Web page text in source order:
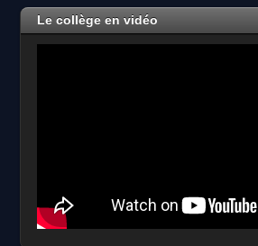
2026
Le collège en vidéo